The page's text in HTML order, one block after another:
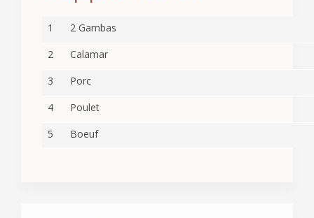
1
2 Gambas
2
Calamar
3
Porc
4
Poulet
5
Boeuf